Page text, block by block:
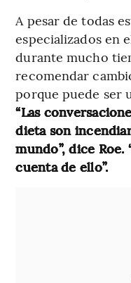
A pesar de todas
especializados en
durante mucho
recomendar
porque puede ser
“Las
dieta son
mundo”, dice
cuenta de ello”.